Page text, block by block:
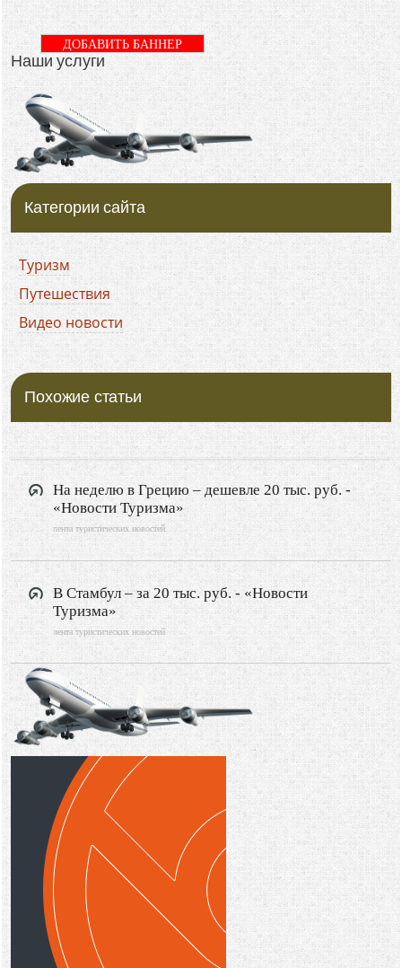
Наши услуги
ДОБАВИТЬ БАННЕР
Категории сайта
Туризм
Путешествия
Видео новости
Похожие статьи
На неделю в Грецию – дешевле 20 тыс. руб. -
«Новости Туризма»
лента туристических новостей
В Стамбул – за 20 тыс. руб. - «Новости
Туризма»
лента туристических новостей